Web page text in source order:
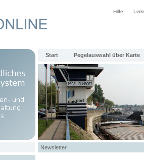
Hilfe
Start Pegelauswahl über Karte
Newsletter